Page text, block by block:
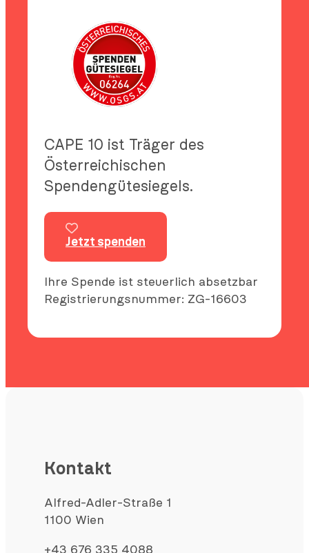
CAPE 10 ist Träger des
Österreichischen
Spendengütesiegels.
Jetzt spenden
Ihre Spende ist steuerlich absetzbar
Registrierungsnummer: ZG-16603
Kontakt
Alfred-Adler-Straße 1
1100 Wien
+43 676 335 4088